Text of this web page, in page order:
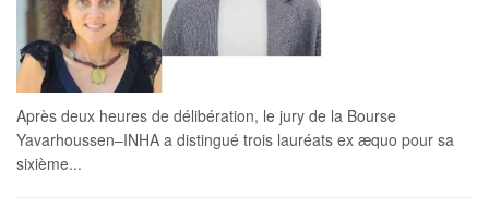
Après deux heures de délibération, le jury de la Bourse
Yavarhoussen–INHA a distingué trois lauréats ex æquo pour sa
sixième...